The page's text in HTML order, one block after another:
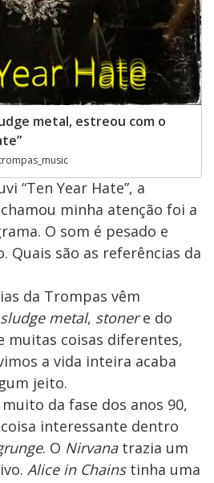
metal, estreou com o
“Ten Year Hate”, a
minha atenção foi a
O som é pesado e
Quais são as referências da
da Trompas vêm
sludge metal, stonere do
muitas coisas diferentes,
a vida inteira acaba
jeito.
da fase dos anos 90,
interessante dentro
. O Nirvana trazia um
Alice in Chainstinha uma